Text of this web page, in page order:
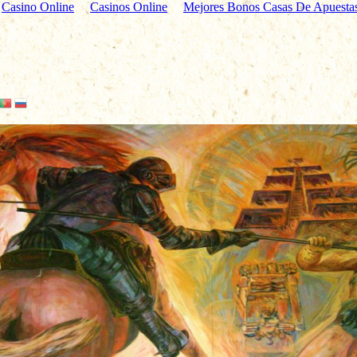
Casino Online Casinos Online Mejores Bonos Casas De